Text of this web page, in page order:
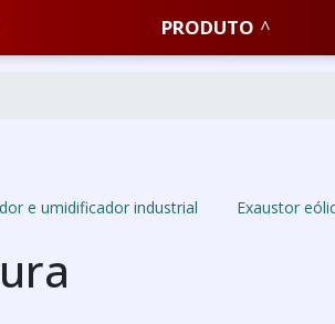
PRODUTO
e umidificador industrial Exaustor